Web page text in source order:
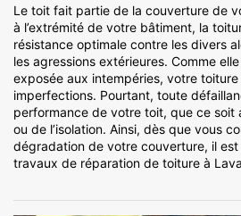
Le toit fait partie de la couverture de
à l’extrémité de votre bâtiment, la
résistance optimale contre les divers
les agressions extérieures. Comme
exposée aux intempéries, votre
imperfections. Pourtant, toute
performance de votre toit, que ce soit
ou de l’isolation. Ainsi, dès que vous
dégradation de votre couverture, il
travaux de réparation de toiture à